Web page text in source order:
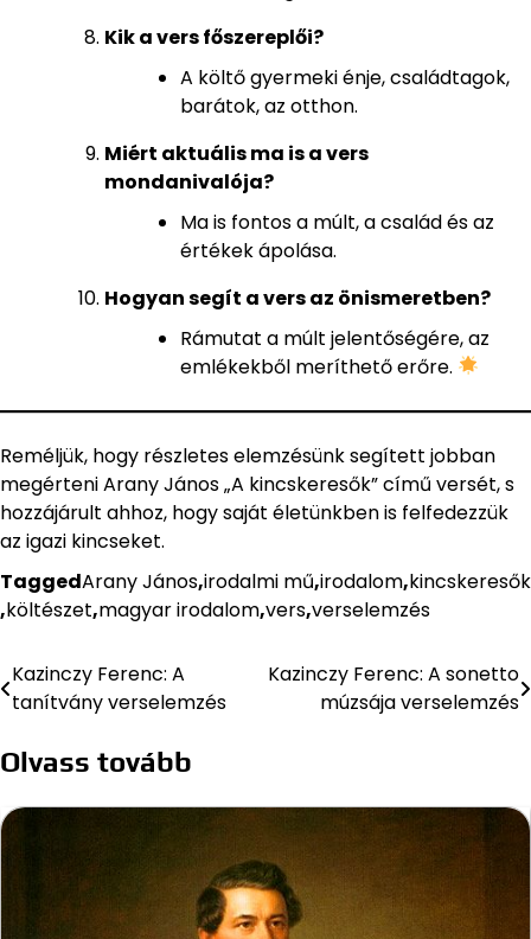
Kik a vers főszereplői?
A költő gyermeki énje, családtagok,
barátok, az otthon.
Miért aktuális ma is a vers
mondanivalója?
Ma is fontos a múlt, a család és az
értékek ápolása.
Hogyan segít a vers az önismeretben?
Rámutat a múlt jelentőségére, az
emlékekből meríthető erőre.
Reméljük, hogy részletes elemzésünk segített jobban
megérteni Arany János „A kincskeresők” című versét, s
hozzájárult ahhoz, hogy saját életünkben is felfedezzük
az igazi kincseket.
TaggedArany János,irodalmi mű,irodalom,kincskeresők
,költészet,magyar irodalom,vers,verselemzés
Bejegyzés
navigáció
Kazinczy Ferenc: A
tanítvány verselemzés
Kazinczy Ferenc: A sonetto
múzsája verselemzés
Olvass tovább